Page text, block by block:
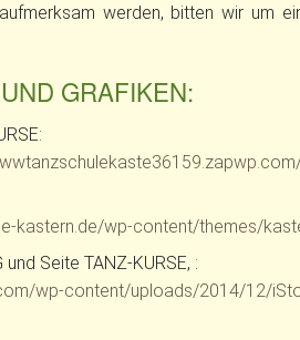
werden, bitten wir um
GRAFIKEN:
kastern.de/wp-content/themes/
Seite TANZ-KURSE, :
wp-content/uploads/2014/12/